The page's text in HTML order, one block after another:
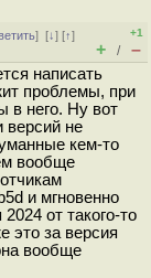
][↓] [↑]
+1
+ / –
написать
проблемы, при
в него. Ну вот
версий не
кем-то
вообще
и мгновенно
от такого-то
это за версия
вообще